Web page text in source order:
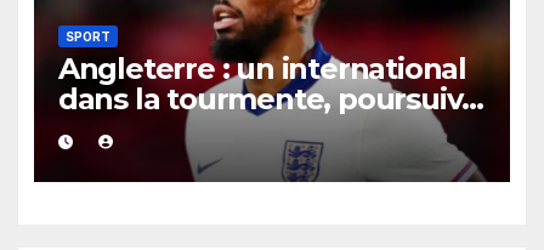
SPORT
Angleterre : un international
dans la tourmente, poursuivi
après une présumée
agression survenue en boîte
de nuit.